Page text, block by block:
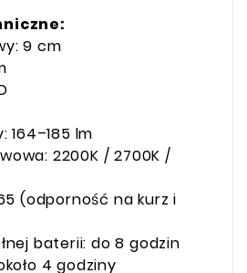
9 cm
164–185 lm
2200K / 2700K /
(odporność na kurz i
baterii: do 8 godzin
4 godziny